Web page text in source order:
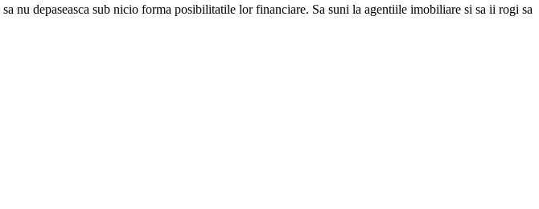
nu depaseasca sub nicio forma posibilitatile lor financiare. Sa suni la agentiile imobiliare si sa ii rogi sa